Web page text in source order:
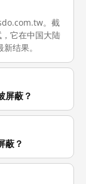
。截
它在中国大陆
结果。
屏蔽？
蔽？